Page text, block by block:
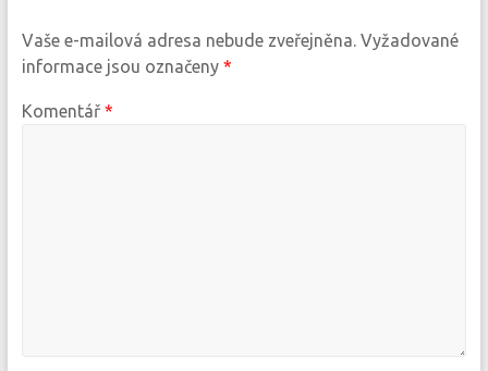
Vaše e-mailová adresa nebude zveřejněna. Vyžadované
informace jsou označeny *
Komentář *